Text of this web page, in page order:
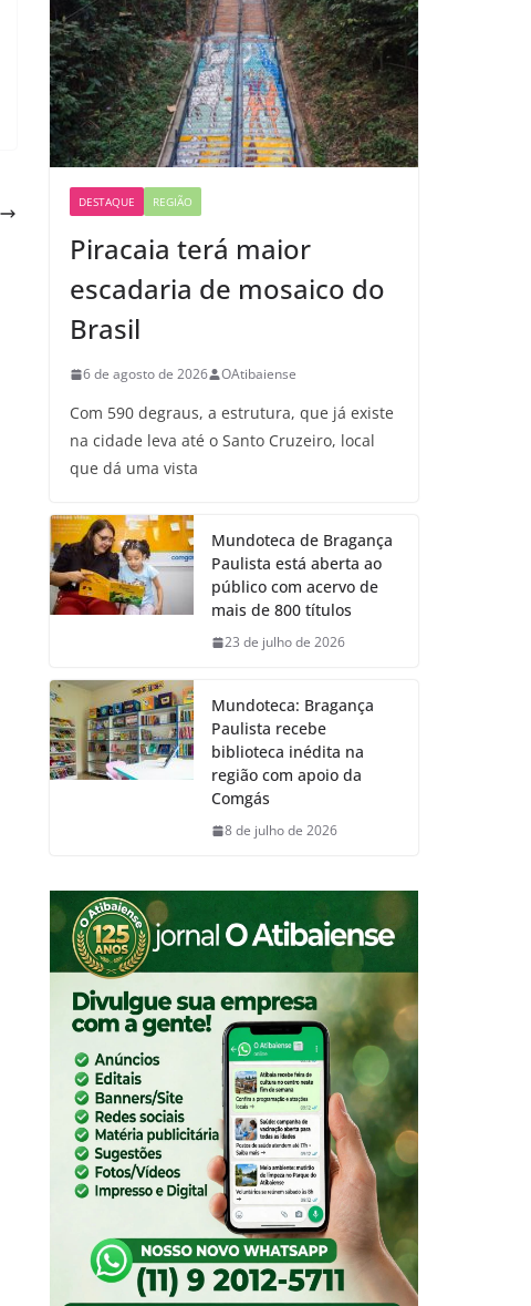
DESTAQUE REGIÃO
Piracaia terá maior
escadaria de mosaico do
Brasil
6 de agosto de 2026 OAtibaiense
Com 590 degraus, a estrutura, que já existe
na cidade leva até o Santo Cruzeiro, local
que dá uma vista
Mundoteca de Bragança
Paulista está aberta ao
público com acervo de
mais de 800 títulos
23 de julho de 2026
Mundoteca: Bragança
Paulista recebe
biblioteca inédita na
região com apoio da
Comgás
8 de julho de 2026